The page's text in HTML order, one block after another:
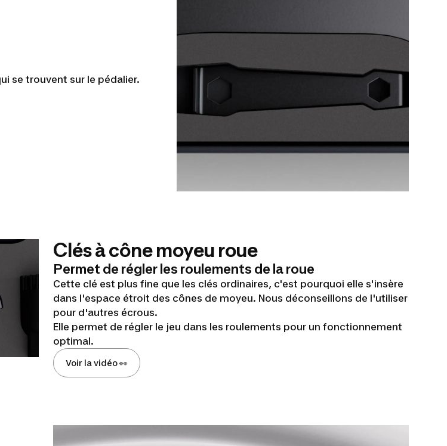
se trouvent sur le pédalier.
Clés à cône moyeu roue
Permet de régler les roulements de la roue
Cette clé est plus fine que les clés ordinaires, c'est pourquoi elle s'insère
dans l'espace étroit des cônes de moyeu. Nous déconseillons de l'utiliser
pour d'autres écrous.
Elle permet de régler le jeu dans les roulements pour un fonctionnement
optimal.
Voir la vidéo 👀